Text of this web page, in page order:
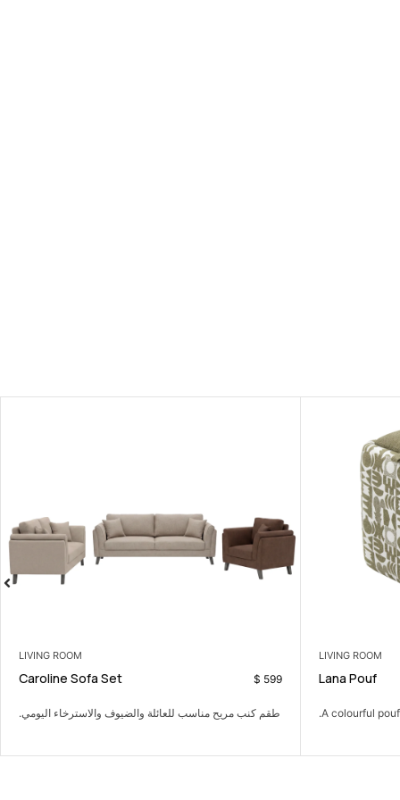
LIVING ROOM
Caroline Sofa Set
والضيوف والاسترخاء اليومي.
Bedroom Set
طقم غرفة نوم هادئ يمنح المساحة راحة